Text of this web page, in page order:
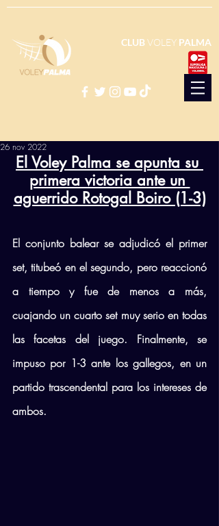
CLUBVOLEY PALMA
26 nov 2022
El Voley Palma se apunta su
primera victoria ante un
aguerrido Rotogal Boiro (1-3)
El conjunto balear se adjudicó el primer
set, titubeó en el segundo, pero reaccionó
a tiempo y fue de menos a más,
cuajando un cuarto set muy serio en todas
las facetas del juego. Finalmente, se
impuso por 1-3 ante los gallegos, en un
partido trascendental para los intereses de
ambos.